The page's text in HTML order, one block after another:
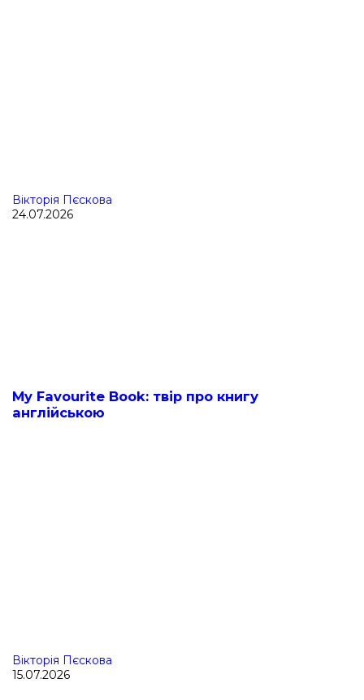
Вікторія Пєскова
24.07.2026
My Favourite Book: твір про книгу
англійською
Вікторія Пєскова
15.07.2026